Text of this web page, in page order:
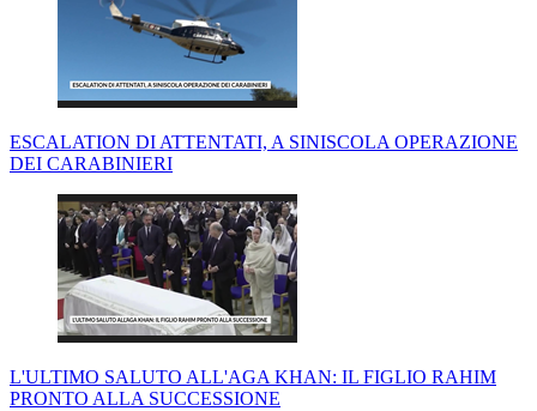
ESCALATION DI ATTENTATI, A SINISCOLA OPERAZIONE
DEI CARABINIERI
L'ULTIMO SALUTO ALL'AGA KHAN: IL FIGLIO RAHIM
PRONTO ALLA SUCCESSIONE